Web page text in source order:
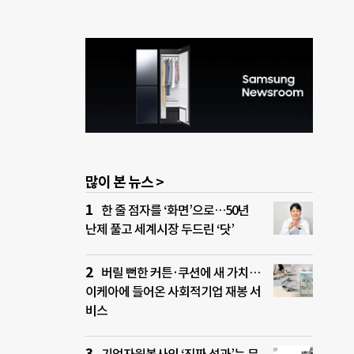
많이 본 뉴스 >
한 줄 점자를 ‘화면’으로…50년
난제 풀고 세계시장 두드린 ‘닷’
버릴 뻔한 커튼·쿠션에 새 가치…
이케아에 들어온 사회적기업 재봉 서
비스